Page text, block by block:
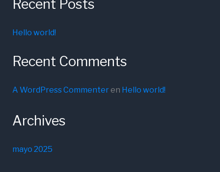
Recent Posts
Hello world!
Recent Comments
A WordPress Commenteren Hello world!
Archives
mayo 2025